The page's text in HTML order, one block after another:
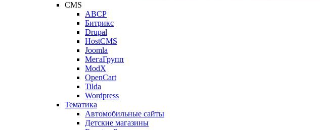
CMS
ABCP
Битрикс
Drupal
HostCMS
Joomla
МегаГрупп
ModX
OpenCart
Tilda
Wordpress
Тематика
Автомобильные сайты
Детские магазины